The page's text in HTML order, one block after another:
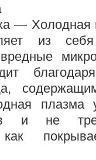
—
из
плазма
и не
как